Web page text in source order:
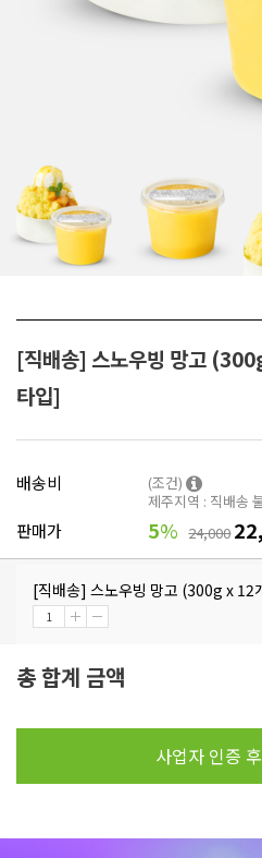
[직배송] 스노우빙 망고
타입]
배송비
(조건)
제주지역 : 직배송
판매가 5% 24,000
[직배송] 스노우빙 망고 (300g x 12
총 합계 금액
사업자 인증